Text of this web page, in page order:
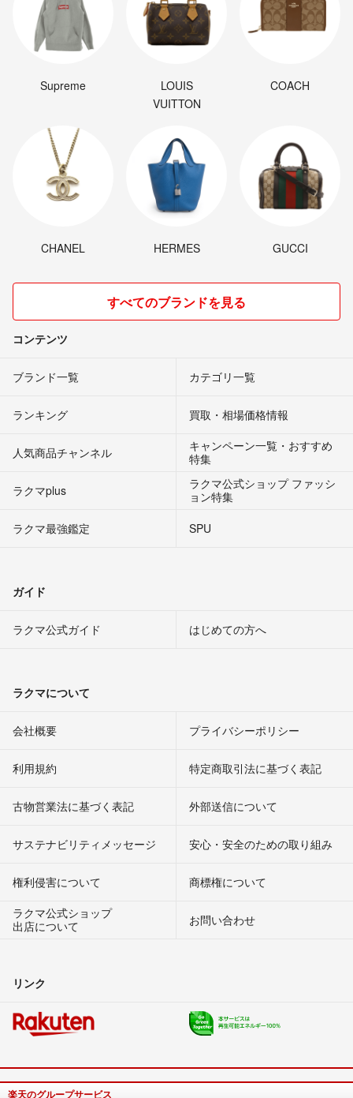
Supreme
LOUIS
VUITTON
COACH
CHANEL HERMES GUCCI
すべてのブランドを見る
コンテンツ
ブランド一覧 カテゴリ一覧
ランキング 買取・相場価格情報
人気商品チャンネル
キャンペーン一覧・おすすめ
特集
ラクマplus
ラクマ公式ショップ ファッシ
ョン特集
ラクマ最強鑑定
SPU
ガイド
ラクマ公式ガイド はじめての方へ
ラクマについて
会社概要 プライバシーポリシー
利用規約 特定商取引法に基づく表記
古物営業法に基づく表記 外部送信について
サステナビリティメッセージ 安心・安全のための取り組み
権利侵害について
商標権について
ラクマ公式ショップ
出店について
お問い合わせ
リンク
楽天のグループサービス